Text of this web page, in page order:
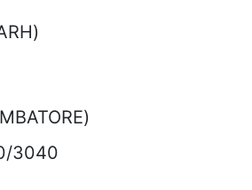
3040